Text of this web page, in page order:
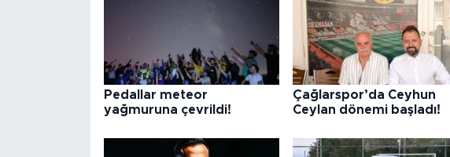
Pedallar meteor
yağmuruna çevrildi!
Çağlarspor’da Ceyhun
Ceylan dönemi başladı!